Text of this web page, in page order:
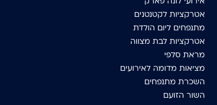
אטרקציות לקטנטנים
מתנפחים ליום הולדת
אטרקציות לבת מצווה
מראת סלפי
מציאות מדומה לאירועים
השכרת מתנפחים
השור הזועם